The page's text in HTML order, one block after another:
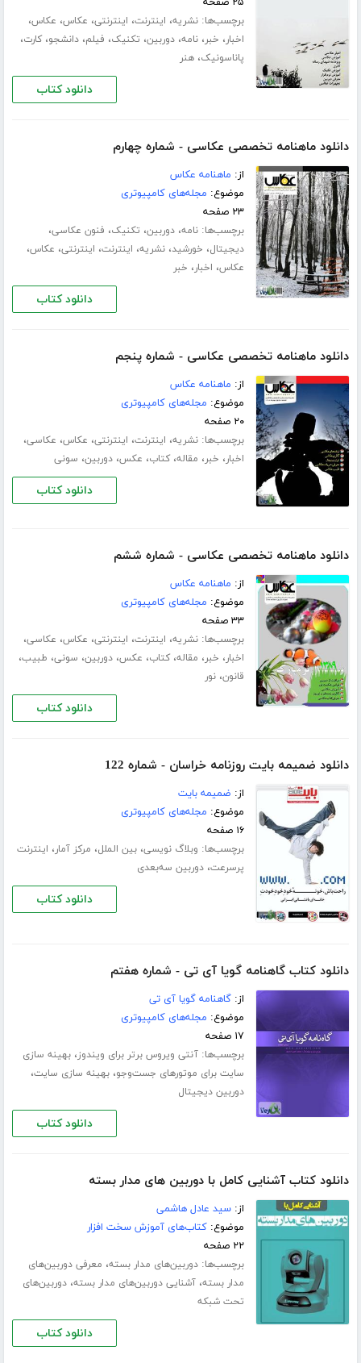
برچسب‌ها:نشریه، اینترنت، اینترنتی، عکاس، عکاس،
اخبار، خبر،نامه،دوربین، تکنیک، فیلم،دانشجو،کارت،
پاناسونیک،هنر
دانلود کتاب
دانلود ماهنامه تخصصی عکاسی - شماره چهارم
از: ماهنامه عکاس
موضوع: مجله‌های کامپیوتری
۲۳ صفحه
برچسب‌ها:نامه،دوربین، تکنیک، فنون عکاسی،
دیجیتال، خورشید،نشریه، اینترنت، اینترنتی، عکاس،
عکاس، اخبار، خبر
دانلود کتاب
دانلود ماهنامه تخصصی عکاسی - شماره پنجم
از: ماهنامه عکاس
موضوع: مجله‌های کامپیوتری
۲۰ صفحه
برچسب‌ها:نشریه، اینترنت، اینترنتی، عکاس، عکاسی،
اخبار، خبر، مقاله،کتاب، عکس،دوربین، سونی
دانلود کتاب
دانلود ماهنامه تخصصی عکاسی - شماره ششم
از: ماهنامه عکاس
موضوع: مجله‌های کامپیوتری
۳۳ صفحه
برچسب‌ها:نشریه، اینترنت، اینترنتی، عکاس، عکاسی،
اخبار، خبر، مقاله،کتاب، عکس،دوربین، سونی، طبیب،
قانون،نور
دانلود کتاب
دانلود ضمیمه بایت روزنامه خراسان - شماره 122
از: ضمیمه بایت
موضوع: مجله‌های کامپیوتری
۱۶ صفحه
برچسب‌ها: وبلاگ نویسی،بین الملل، مرکز آمار، اینترنت
پرسرعت،دوربین سه‌بعدی
دانلود کتاب
دانلود کتاب گاهنامه گویا آی تی - شماره هفتم
از:گاهنامه گویا آی تی
موضوع: مجله‌های کامپیوتری
۱۷ صفحه
برچسب‌ها:آنتی ویروس برتر برای ویندوز،بهینه سازی
سایت برای موتورهای جست‌وجو،بهینه سازی سایت،
دوربین دیجیتال
دانلود کتاب
دانلود کتاب آشنایی کامل با دوربین های مدار بسته
از:سید عادل هاشمی
موضوع:کتاب‌های آموزش سخت افزار
۲۲ صفحه
برچسب‌ها:دوربین‌های مدار بسته، معرفی دوربین‌های
مدار بسته،آشنایی دوربین‌های مدار بسته،دوربین‌های
تحت شبکه
دانلود کتاب